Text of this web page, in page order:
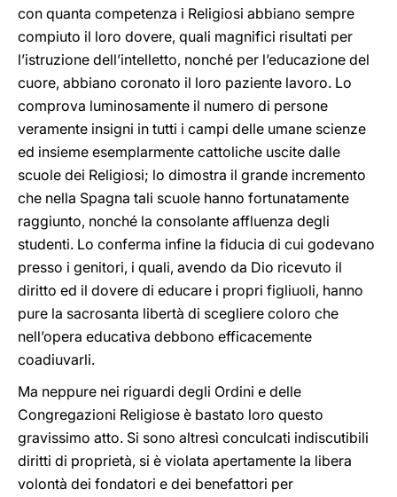
con quanta competenza i Religiosi abbiano sempre
compiuto il loro dovere, quali magnifici risultati per
l’istruzione dell’intelletto, nonché per l’educazione del
cuore, abbiano coronato il loro paziente lavoro. Lo
comprova luminosamente il numero di persone
veramente insigni in tutti i campi delle umane scienze
ed insieme esemplarmente cattoliche uscite dalle
scuole dei Religiosi; lo dimostra il grande incremento
che nella Spagna tali scuole hanno fortunatamente
raggiunto, nonché la consolante affluenza degli
studenti. Lo conferma infine la fiducia di cui godevano
presso i genitori, i quali, avendo da Dio ricevuto il
diritto ed il dovere di educare i propri figliuoli, hanno
pure la sacrosanta libertà di scegliere coloro che
nell’opera educativa debbono efficacemente
coadiuvarli.
Ma neppure nei riguardi degli Ordini e delle
Congregazioni Religiose è bastato loro questo
gravissimo atto. Si sono altresì conculcati indiscutibili
diritti di proprietà, si è violata apertamente la libera
volontà dei fondatori e dei benefattori per